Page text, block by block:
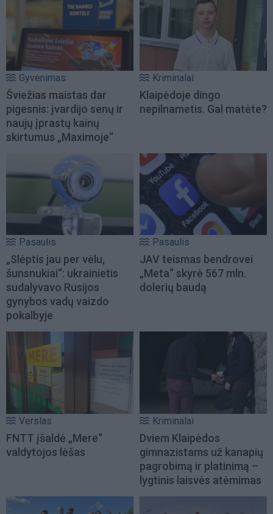
Gyvenimas
Šviežias maistas dar
pigesnis: įvardijo senų ir
naujų įprastų kainų
skirtumus „Maximoje“
Kriminalai
Klaipėdoje dingo
nepilnametis. Gal matėte?
Pasaulis
„Slėptis jau per vėlu,
šunsnukiai“: ukrainietis
sudalyvavo Rusijos
gynybos vadų vaizdo
pokalbyje
Pasaulis
JAV teismas bendrovei
„Meta“ skyrė 567 mln.
dolerių baudą
Verslas
FNTT įšaldė „Mere“
valdytojos lėšas
Kriminalai
Dviem Klaipėdos
gimnazistams už kanapių
pagrobimą ir platinimą –
lygtinis laisvės atėmimas